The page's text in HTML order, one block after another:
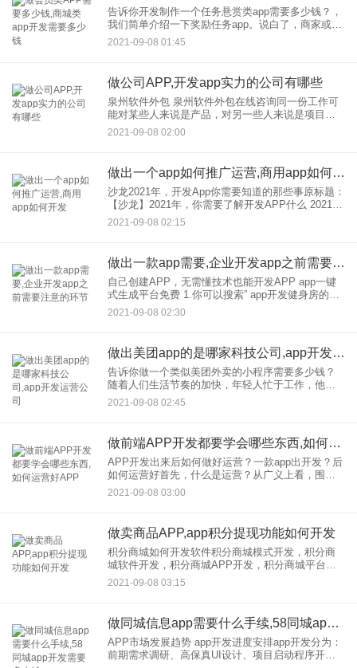
告诉你开发制作一个任务悬赏类app需要多少钱？，
我们简单介绍一下奖励任务app。说白了，商家或者
个人都可以把任务发布上传到app平台。任何人都可
以在此平台上接收任务，并在完成相应的任务后获
2021-09-08 01:45
做公司APP,开发app实力的公司有哪些
泉州软件外包 泉州软件外包在线咨询同一份工作可
能对某些人来说是产品，对另一些人来说是项目。
比如某互联网公司准备开发网站和移动应用，然后
把这个产品分成几个小项目，在外包，走出去，这
2021-09-08 02:00
做出一个app如何推广运营,商用app如何开发
沙龙2021年，开发App你需要知道的那些事原标题：
【沙龙】2021年，你需要了解开发APP什么 2021
年，App成为移动互联网产品的“标配”，覆盖了人们
的衣食住行。在这个应用“泛滥”的时代，如
2021-09-08 02:15
做出一款app需要,企业开发app之前需要注意的环节
自己创建APP，无需懂技术也能开发APP app一键
式生成平台免费 1.你可以搜索” app开发健身房的功
能要求是什么 从目前的APP市场场景来看，APP开
发的需求越来越广。服装行业
2021-09-08 02:30
做出美团app的是哪家科技公司,app开发运营公司
告诉你做一个类似美团外卖的小程序需要多少钱？
随着人们生活节奏的加快，年轻人忙于工作，他们
逐渐习惯了外卖，从而节省了来回买饭的时间。很
多商家看到了这个商机，想做一个类似美团外卖的
2021-09-08 02:45
做前端APP开发都要学会哪些东西,如何运营好APP
APP开发出来后如何做好运营？一款app出开发？后
如何运营好首先，什么是运营？从广义上看，围绕
APP或网站产品的所有人工干预都称为操作。更具
体地说，我将运营分为市场运营、用户运营、内容
2021-09-08 03:00
做卖商品APP,app积分提现功能如何开发
积分商城如何开发软件积分商城模式开发，积分商
城软件开发，积分商城APP开发，积分商城平台开
发，积分商城源代码开发，积分商城系统定制，积
分商城平台开发，积分商城源代码简介，积分
2021-09-08 03:15
做同城信息app需要什么手续,58同城app开发需要多少钱
APP市场发展趋势 app开发进度安排app开发分为：
前期需求调研、高保真UI设计、项目启动程序开